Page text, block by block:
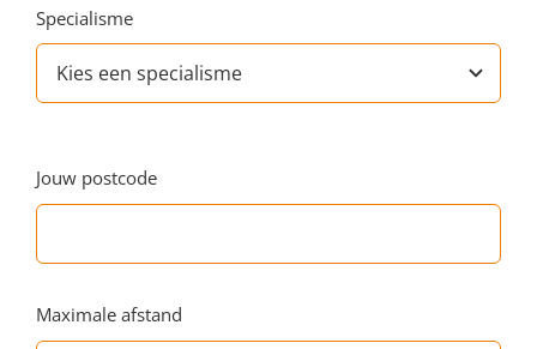
Specialisme
Jouw postcode
Maximale afstand